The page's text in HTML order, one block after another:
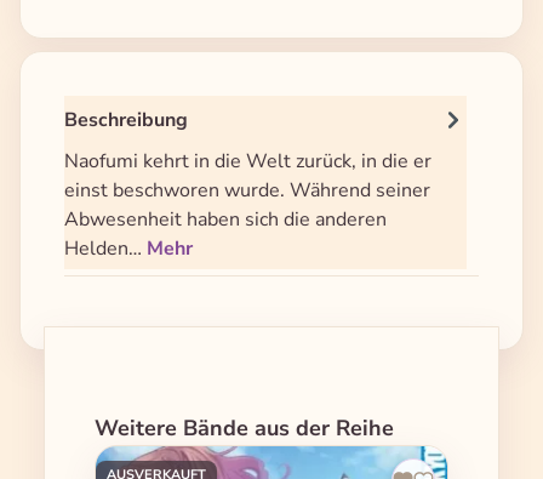
Beschreibung
Naofumi kehrt in die Welt zurück, in die er
einst beschworen wurde. Während seiner
Abwesenheit haben sich die anderen
Helden… Mehr
Produktgalerie überspringen
Weitere Bände aus der Reihe
AUSVERKAUFT